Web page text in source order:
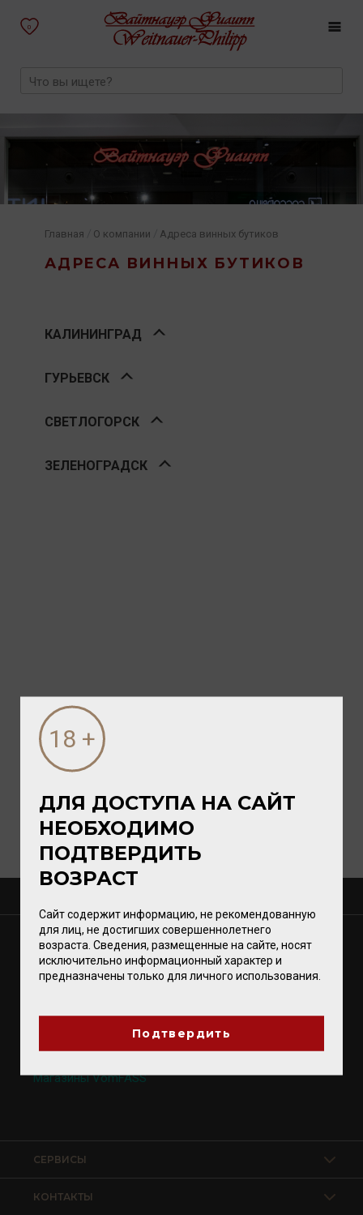
0
АДРЕСА ВИННЫХ БУТИКОВ
Главная О компании Адреса винных бутиков
КАЛИНИНГРАД
ГУРЬЕВСК
СВЕТЛОГОРСК
ЗЕЛЕНОГРАДСК
МАГАЗИНЫ
Калининград
Магазины VomFASS
КОНТАКТЫ
СЕРВИСЫ
ДЛЯ ДОСТУПА НА САЙТ
НЕОБХОДИМО
ПОДТВЕРДИТЬ
ВОЗРАСТ
Сайт содержит информацию, не рекомендованную
для лиц, не достигших совершеннолетнего
возраста. Сведения, размещенные на сайте, носят
исключительно информационный характер и
предназначены только для личного использования.
Подтвердить